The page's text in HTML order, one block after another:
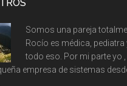
Somos una pareja
Rocío es médica,
todo eso. Por mi parte yo
empresa de sistemas